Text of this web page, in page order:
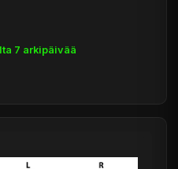
7 arkipäivää